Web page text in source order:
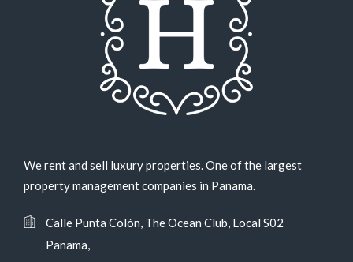
We rent and sell luxury properties. One of the largest
property management companies in Panama.
Calle Punta Colón, The Ocean Club, Local S02
Panama,